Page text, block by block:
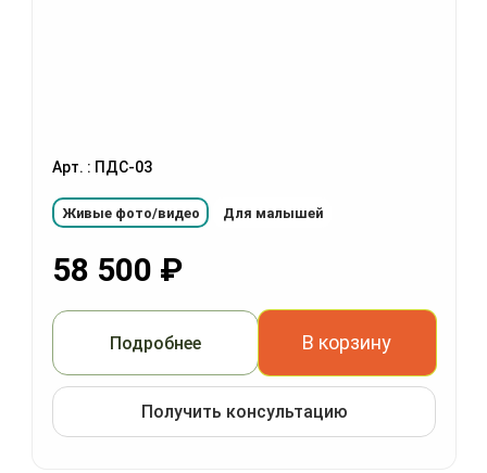
Арт. : ПДС-03
Живые фото/видео Для малышей
58 500 ₽
Подробнее В корзину
Получить консультацию